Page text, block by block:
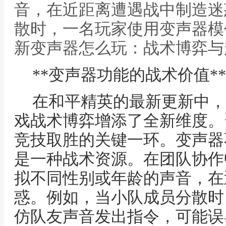
音，在近距离遭遇战中制造
散时，一名玩家使用变声器
新变声器怎么玩：战术博弈
**变声器功能的战术价值**
在和平精英的最新更新中
戏战术博弈增添了全新维度
竞技取胜的关键一环。变声
是一种战术资源。在团队协
拟不同性别或年龄的声音，
惑。例如，当小队成员分散
仿队友声音发出指令，可能